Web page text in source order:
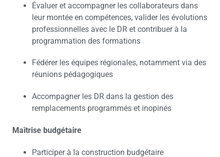
Évaluer et accompagner les collaborateurs dans
leur montée en compétences, valider les évolutions
professionnelles avec le DR et contribuer à la
programmation des formations
Fédérer les équipes régionales, notamment via des
réunions pédagogiques
Accompagner les DR dans la gestion des
remplacements programmés et inopinés
Maîtrise budgétaire
Participer à la construction budgétaire